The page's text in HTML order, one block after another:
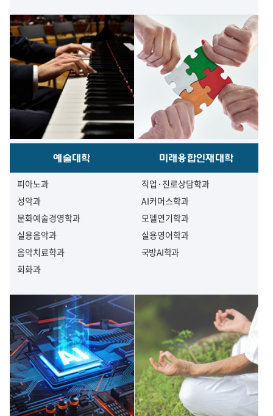
예술대학
피아노과
성악과
문화예술경영학과
실용음악과
음악치료학과
회화과
미래융합인재대학
직업·진로상담학과
AI커머스학과
모델연기학과
실용영어학과
국방AI학과